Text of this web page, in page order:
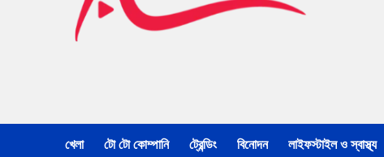
খেলা টো টো কোম্পানি ট্রেন্ডিং বিনোদন লাইফস্টাইল ও স্বাস্থ্য